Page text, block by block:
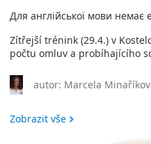
Для англійської мови немає
Zítřejší trénink (29.4.) v
počtu omluv a probíhajícího
autor: Marcela
Zobrazit vše